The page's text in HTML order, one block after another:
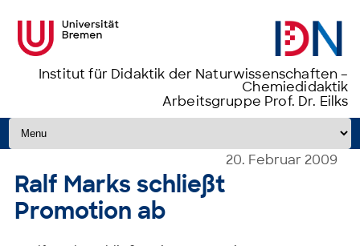
Institut für Didaktik der Naturwissenschaften –
Chemiedidaktik
Arbeitsgruppe Prof. Dr. Eilks
Zum Inhalt springen
20. Februar 2009
Ralf Marks schließt
Promotion ab